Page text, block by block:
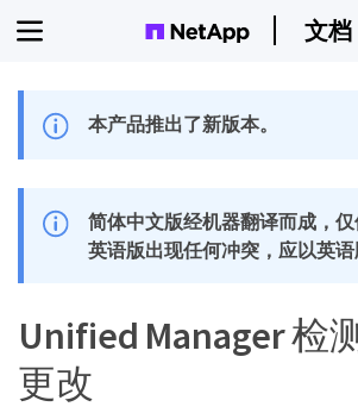
文档
本产品推出了新版本。
简体中文版经机器翻译而成，
英语版出现任何冲突，应以英语
Unified Manager 检
更改